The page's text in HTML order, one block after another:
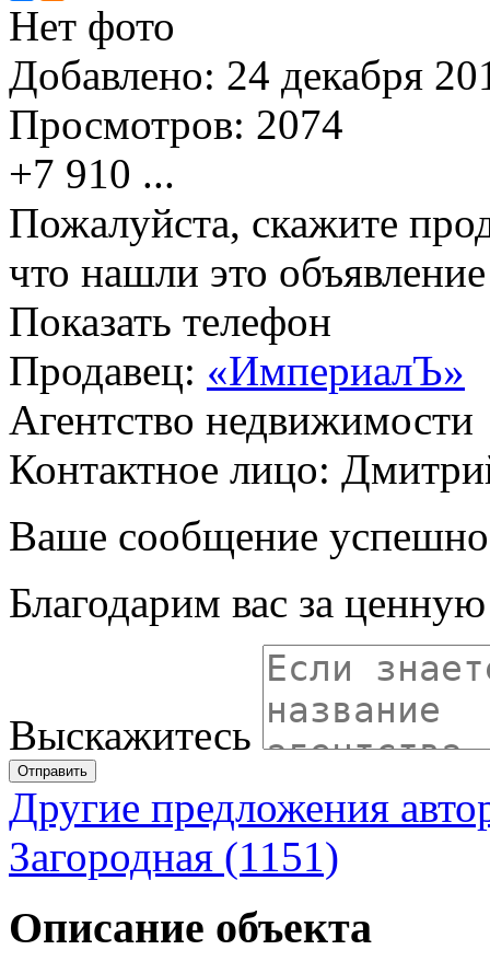
Нет фото
Добавлено: 24 декабря
Просмотров: 2074
+7 910 ...
Пожалуйста, скажите
что нашли это
Показать телефон
Продавец: «ИмпериалЪ»
Агентство недвижимости
Контактное лицо:
Ваше сообщение успешно
Благодарим вас за
Выскажитесь
Отправить
Другие предложения
Загородная (1151)
Описание объекта